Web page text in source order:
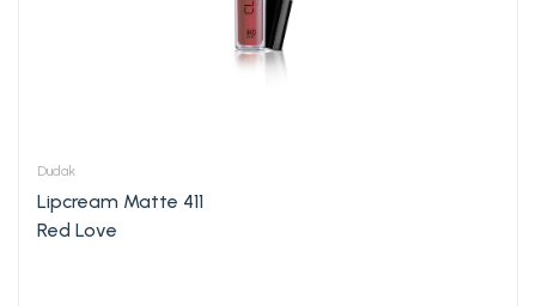
Dudak
Lipcream Matte 411
Red Love